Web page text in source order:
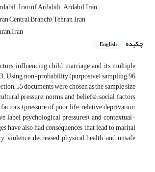
Iran of Ardabili , Ardabil, Iran
Central Branch), Tehran, Iran
Iran
چکیده
English
influencing child marriage and its multiple
Using non-probability (purposive) sampling, 96
55 documents were chosen as the sample size
pressure, norms, and beliefs); social factors
(pressure of poor life, relative deprivation,
psychological pressures); and contextual-
also had consequences that lead to marital
decreased physical health, and unsafe